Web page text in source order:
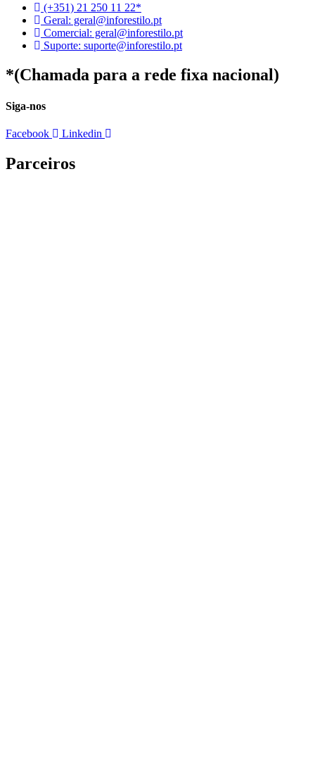
(+351) 21 250 11 22*
Geral: geral@inforestilo.pt
Comercial: geral@inforestilo.pt
Suporte: suporte@inforestilo.pt
*(Chamada para a rede fixa nacional)
Siga-nos
Facebook Linkedin
Parceiros